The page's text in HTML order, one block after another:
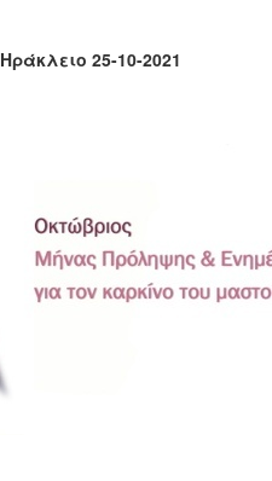
Ηράκλειο 25-10-2021